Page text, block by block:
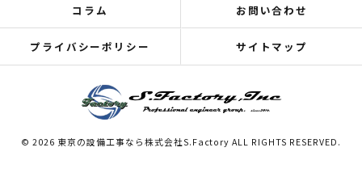
コラム お問い合わせ
プライバシーポリシー サイトマップ
© 2026 東京の設備工事なら株式会社S.Factory ALL RIGHTS RESERVED.